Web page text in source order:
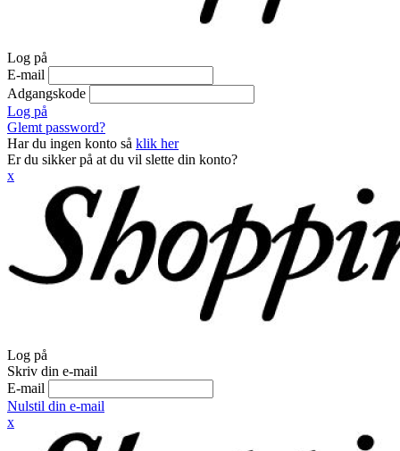
Log på
E-mail
Adgangskode
Log på
Glemt password?
Har du ingen konto så klik her
Er du sikker på at du vil slette din konto?
x
Log på
Skriv din e-mail
E-mail
Nulstil din e-mail
x